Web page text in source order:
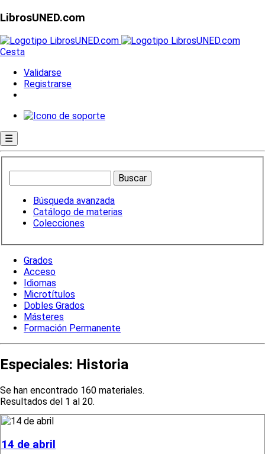
LibrosUNED.com
Cesta
Validarse
Registrarse
☰
Búsqueda avanzada
Catálogo de materias
Colecciones
Grados
Acceso
Idiomas
Microtítulos
Dobles Grados
Másteres
Formación Permanente
Especiales: Historia
Se han encontrado 160 materiales.
Resultados del 1 al 20.
14 de abril